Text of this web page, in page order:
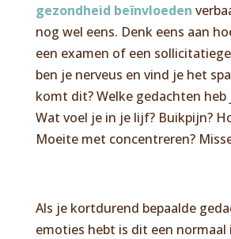
gezondheid beïnvloeden
nog wel eens. Denk eens aan
een examen of een
ben je nerveus en vind je het
komt dit? Welke gedachten heb
Wat voel je in je lijf? Buikpijn?
Moeite met concentreren?
Als je kortdurend bepaalde
emoties hebt is dit een normaal